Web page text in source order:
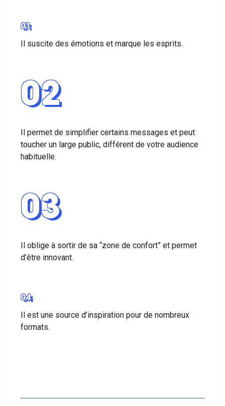
01
Il suscite des émotions et marque les esprits.
02
Il permet de simplifier certains messages et peut
toucher un large public, différent de votre audience
habituelle.
03
Il oblige à sortir de sa “zone de confort” et permet
d’être innovant.
04
Il est une source d’inspiration pour de nombreux
formats.